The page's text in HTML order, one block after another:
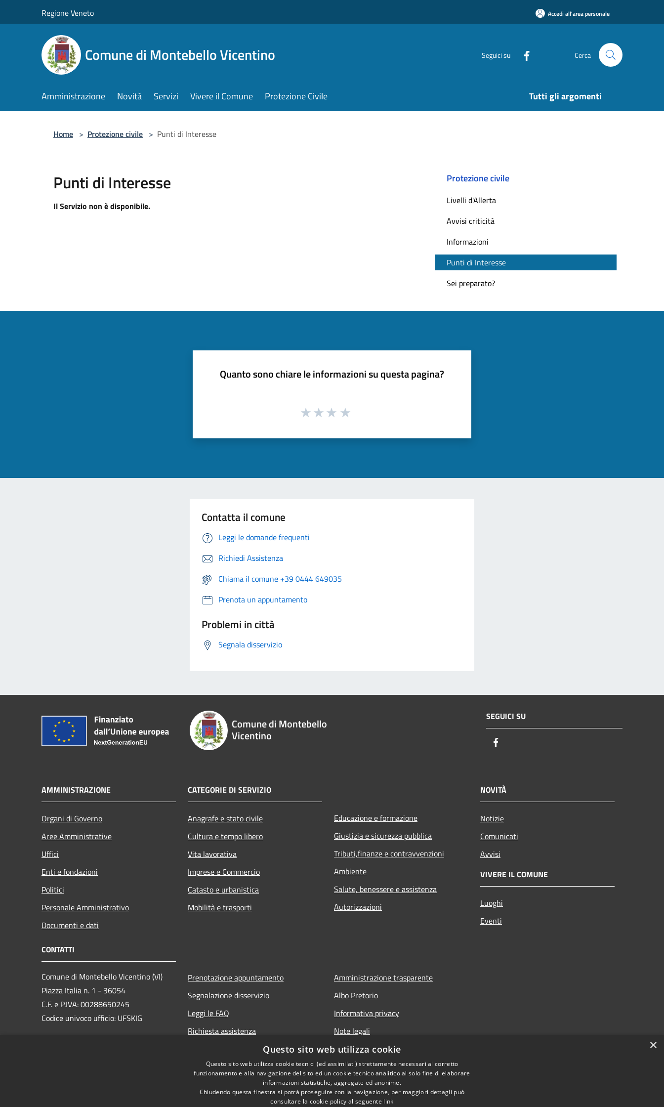
Regione Veneto Accedi all'area personale
Comune di Montebello Vicentino Seguici su Cerca
Amministrazione Novità Servizi Vivere il Comune Protezione Civile Tutti gli argomenti
Home > Protezione civile > Punti di Interesse
Punti di Interesse
Il Servizio non è disponibile.
Protezione civile
Livelli d'Allerta
Avvisi criticità
Informazioni
Punti di Interesse
Sei preparato?
Quanto sono chiare le informazioni su questa pagina?
Contatta il comune
Leggi le domande frequenti
Richiedi Assistenza
Chiama il comune +39 0444 649035
Prenota un appuntamento
Problemi in città
Segnala disservizio
Comune di Montebello
Vicentino
SEGUICI SU
AMMINISTRAZIONE
Organi di Governo
Aree Amministrative
Uffici
Enti e fondazioni
Politici
Personale Amministrativo
Documenti e dati
CATEGORIE DI SERVIZIO
Anagrafe e stato civile
Cultura e tempo libero
Vita lavorativa
Imprese e Commercio
Catasto e urbanistica
Mobilità e trasporti
Educazione e formazione
Giustizia e sicurezza pubblica
Tributi,finanze e contravvenzioni
Ambiente
Salute, benessere e assistenza
Autorizzazioni
NOVITÀ
Notizie
Comunicati
Avvisi
VIVERE IL COMUNE
Luoghi
Eventi
CONTATTI
Comune di Montebello Vicentino (VI)
Piazza Italia n. 1 - 36054
C.F. e P.IVA: 00288650245
Codice univoco ufficio: UFSKIG
Prenotazione appuntamento
Segnalazione disservizio
Leggi le FAQ
Richiesta assistenza
Amministrazione trasparente
Albo Pretorio
Informativa privacy
Note legali
Dichiarazione di accessibilità
×
Questo sito web utilizza cookie
Questo sito web utilizza cookie tecnici (ed assimilati) strettamente necessari al corretto
funzionamento e alla navigazione del sito ed un cookie tecnico analitico al solo fine di elaborare
informazioni statistiche, aggregate ed anonime.
Chiudendo questa finestra si potrà proseguire con la navigazione, per maggiori dettagli può
consultare la cookie policy al seguente link